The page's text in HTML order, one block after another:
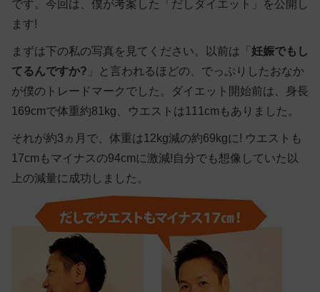
です。今回は、僕が考案した「 だしダイエット 」を公開し
ます!
まずは下の私の写真を見てください。以前は「 妊娠でもし
てるんですか? 」と言われるほどの、でっぷりしたおなか
が僕のトレードマークでした。ダイエット開始前は、身長
169cmで体重約81‌kg、ウエストは111cmもありました。
それが約3ヵ月で、体重は12‌kg減の約69‌kgに! ウエストも
17‌cmもマイナスの94‌cmに激減!自分でも想像していた以
上の減量に成功しました。